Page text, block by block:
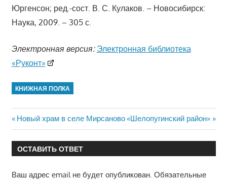
Юргенсон; ред.-сост. В. С. Кулаков. – Новосибирск:
Наука, 2009. – 305 с.
Электронная версия: Электронная библиотека
«Руконт»
КНИЖНАЯ ПОЛКА
Навигация
по
записям
Предыдущая
запись:
Новый храм в селе Мирсаново Следующая
запись:
«Шелопугинский район»
ОСТАВИТЬ ОТВЕТ
Ваш адрес email не будет опубликован. Обязательные